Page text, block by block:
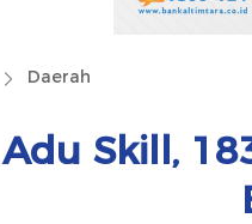
Daerah
Adu Skill,